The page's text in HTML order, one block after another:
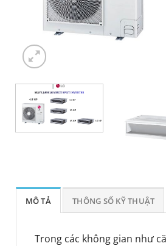
MÔ TẢ THÔNG SỐ KỸ THUẬT
Trong các không gian như